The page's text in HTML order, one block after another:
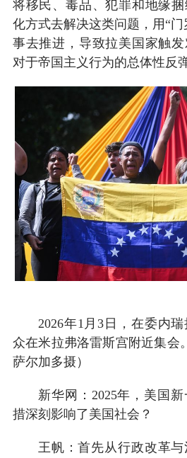
将移民、毒品、犯罪和地缘
化方式去解决这类问题，用“
事去推进，导致拉美国家触
对于帝国主义行为的总体性反弹
2026年1月3日，在委内
众在米拉弗洛雷斯宫附近集会
萨尔加多摄）
新华网：2025年，美国
措深刻影响了美国社会？
王帆：首先从行政改革